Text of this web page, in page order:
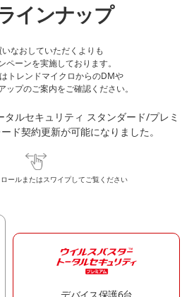
インナップ
なおしていただくよりも
ペーンを実施しております。
トレンドマイクロからのDMや
ップのご案内をご確認ください。
タルセキュリティ スタンダード/プレミ
ド契約更新が可能になりました。